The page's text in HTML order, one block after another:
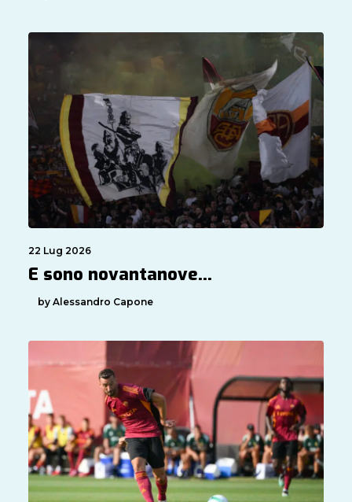
22 Lug 2026
E sono novantanove…
by Alessandro Capone